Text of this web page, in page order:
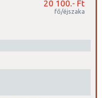
20 100.- Ft
fő/éjszaka